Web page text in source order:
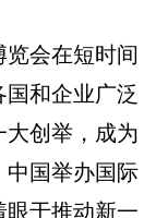
会在短时间
和企业广泛
创举，成为
国举办国际
于推动新一